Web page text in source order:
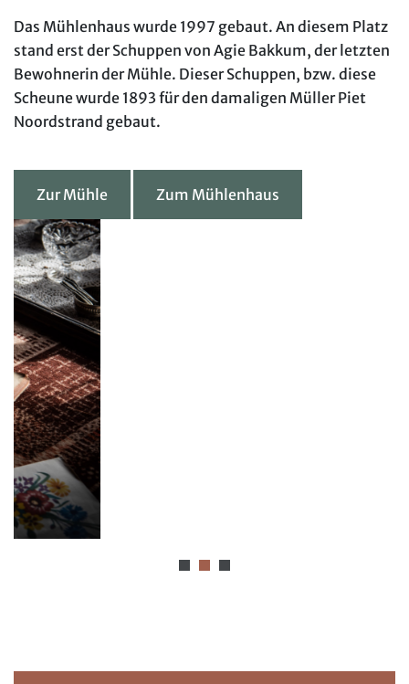
Das Mühlenhaus wurde 1997 gebaut. An diesem Platz
stand erst der Schuppen von Agie Bakkum, der letzten
Bewohnerin der Mühle. Dieser Schuppen, bzw. diese
Scheune wurde 1893 für den damaligen Müller Piet
Noordstrand gebaut.
Zur Mühle Zum Mühlenhaus